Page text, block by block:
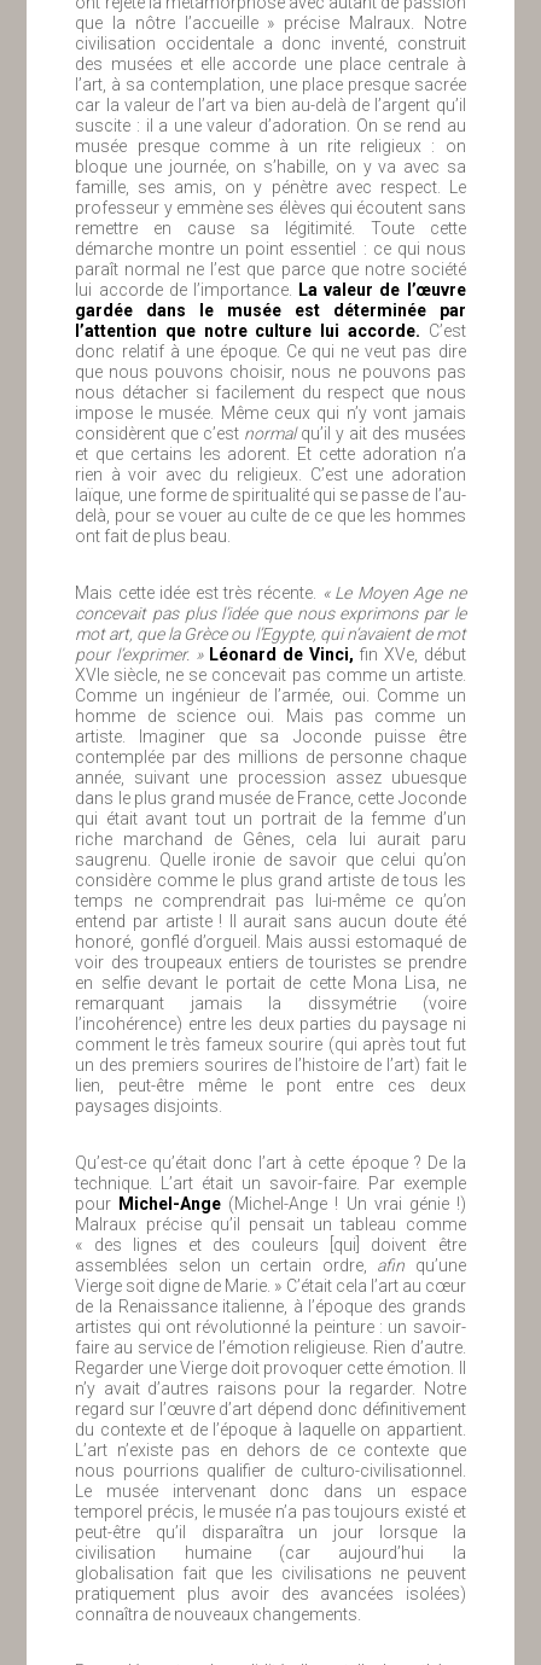
que la nôtre l’accueille » précise Malraux. Notre
civilisation occidentale a donc inventé, construit
des musées et elle accorde une place centrale à
l’art, à sa contemplation, une place presque sacrée
car la valeur de l’art va bien au-delà de l’argent qu’il
suscite : il a une valeur d’adoration. On se rend au
musée presque comme à un rite religieux : on
bloque une journée, on s’habille, on y va avec sa
famille, ses amis, on y pénètre avec respect. Le
professeur y emmène ses élèves qui écoutent sans
remettre en cause sa légitimité. Toute cette
démarche montre un point essentiel : ce qui nous
paraît normal ne l’est que parce que notre société
lui accorde de l’importance.
La valeur de l’œuvre
gardée dans le musée est déterminée par
l’attention que notre culture lui accorde. C’est
donc relatif à une époque. Ce qui ne veut pas dire
que nous pouvons choisir, nous ne pouvons pas
nous détacher si facilement du respect que nous
impose le musée. Même ceux qui n’y vont jamais
considèrent que c’est normalqu’il y ait des musées
et que certains les adorent. Et cette adoration n’a
rien à voir avec du religieux. C’est une adoration
laïque, une forme de spiritualité qui se passe de l’au-
delà, pour se vouer au culte de ce que les hommes
ont fait de plus beau.
Mais cette idée est très récente.
« Le Moyen Age ne
concevait pas plus l’idée que nous exprimons par le
mot art, que la Grèce ou l’Egypte, qui n’avaient de mot
pour l’exprimer. » Léonard de Vinci, fin XVe, début
XVIe siècle, ne se concevait pas comme un artiste.
Comme un ingénieur de l’armée, oui. Comme un
homme de science oui. Mais pas comme un
artiste. Imaginer que sa Joconde puisse être
contemplée par des millions de personne chaque
année, suivant une procession assez ubuesque
dans le plus grand musée de France, cette Joconde
qui était avant tout un portrait de la femme d’un
riche marchand de Gênes, cela lui aurait paru
saugrenu. Quelle ironie de savoir que celui qu’on
considère comme le plus grand artiste de tous les
temps ne comprendrait pas lui-même ce qu’on
entend par artiste ! Il aurait sans aucun doute été
honoré, gonflé d’orgueil. Mais aussi estomaqué de
voir des troupeaux entiers de touristes se prendre
en selfie devant le portait de cette Mona Lisa, ne
remarquant jamais la dissymétrie (voire
l’incohérence) entre les deux parties du paysage ni
comment le très fameux sourire (qui après tout fut
un des premiers sourires de l’histoire de l’art) fait le
lien, peut-être même le pont entre ces deux
paysages disjoints.
Qu’est-ce qu’était donc l’art à cette époque ? De la
technique. L’art était un savoir-faire. Par exemple
pour Michel-Ange (Michel-Ange ! Un vrai génie !)
Malraux précise qu’il pensait un tableau comme
« des lignes et des couleurs [qui] doivent être
assemblées selon un certain ordre, afin qu’une
Vierge soit digne de Marie. » C’était cela l’art au cœur
de la Renaissance italienne, à l’époque des grands
artistes qui ont révolutionné la peinture : un savoir-
faire au service de l’émotion religieuse. Rien d’autre.
Regarder une Vierge doit provoquer cette émotion. Il
n’y avait d’autres raisons pour la regarder. Notre
regard sur l’œuvre d’art dépend donc définitivement
du contexte et de l’époque à laquelle on appartient.
L’art n’existe pas en dehors de ce contexte que
nous pourrions qualifier de culturo-civilisationnel.
Le musée intervenant donc dans un espace
temporel précis, le musée n’a pas toujours existé et
peut-être qu’il disparaîtra un jour lorsque la
civilisation humaine (car aujourd’hui la
globalisation fait que les civilisations ne peuvent
pratiquement plus avoir des avancées isolées)
connaîtra de nouveaux changements.